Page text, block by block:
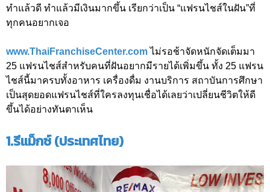
ทำแล้วดี ทำแล้วมีเงินมากขึ้น เรียกว่าเป็น “แฟรนไชส์ในฝัน”ที่
ทุกคนอยากเจอ
www.ThaiFranchiseCenter.comไม่รอช้าจัดหนักจัดเต็มมา
25 แฟรนไชส์สำหรับคนที่ฝันอยากมีรายได้เพิ่มขึ้น ทั้ง 25 แฟรน
ไชส์นี้มาครบทั้งอาหาร เครื่องดื่ม งานบริการ สถาบันการศึกษา
เป็นสุดยอดแฟรนไชส์ที่ใครลงทุนเชื่อได้เลยว่าเปลี่ยนชีวิตให้ดี
ขึ้นได้อย่างทันตาเห็น
1.รีแม็กซ์ (ประเทศไทย)